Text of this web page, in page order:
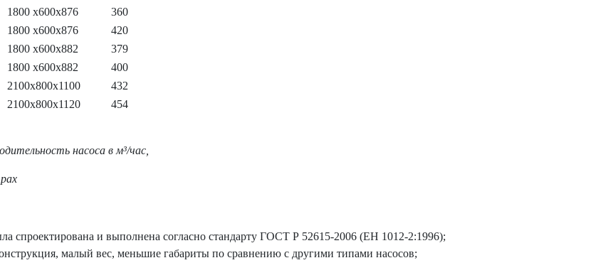
1800 х600х876
360
1800 х600х876
420
1800 х600х882
379
1800 х600х882
400
2100х800х1100
432
2100х800х1120
454
насоса в м³/час,
спроектирована и выполнена согласно стандарту ГОСТ Р 52615-2006 (ЕН 1012-2:1996);
малый вес, меньшие габариты по сравнению с другими типами насосов;